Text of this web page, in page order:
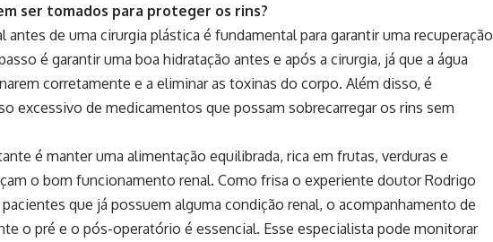
ser tomados para proteger os rins?
antes de uma cirurgia plástica é fundamental para garantir uma recuperação
é garantir uma boa hidratação antes e após a cirurgia, já que a água
corretamente e a eliminar as toxinas do corpo. Além disso, é
excessivo de medicamentos que possam sobrecarregar os rins sem
é manter uma alimentação equilibrada, rica em frutas, verduras e
o bom funcionamento renal. Como frisa o experiente doutor Rodrigo
que já possuem alguma condição renal, o acompanhamento de
o pré e o pós-operatório é essencial. Esse especialista pode monitorar